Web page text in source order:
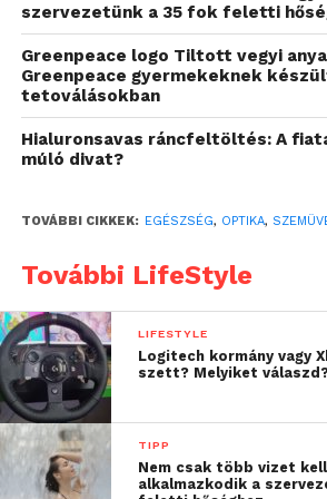
fényt, amely a vakító és
felel.
A polarizált lencsék tehát
kényelmet biztosítanak és
fény okozta zavaró hatásokat.
világában, és széles körben
szervezetünk a 35 fok feletti
Greenpeace logo Tiltott vegyi
Greenpeace gyermekeknek
tetoválásokban
Hialuronsavas ráncfeltöltés: A
múló divat?
TOVÁBBI CIKKEK: EGÉSZSÉG, OPTIKA,
További LifeStyle
LIFESTYLE
Logitech kormány vagy
szett? Melyiket
TIPP
Nem csak több vizet
alkalmazkodik a